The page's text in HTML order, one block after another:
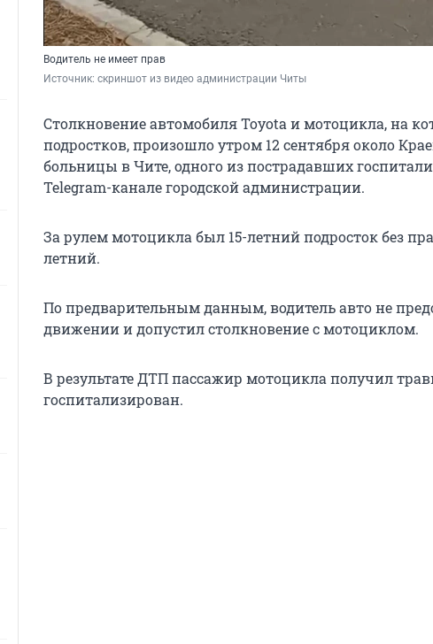
Водитель не имеет прав
Источник: скриншот из видео администрации Читы
Столкновение автомобиля Toyota и мотоцикла, на
подростков, произошло утром 12 сентября около
больницы в Чите, одного из пострадавших
Telegram-канале городской администрации.
За рулем мотоцикла был 15-летний подросток без
летний.
По предварительным данным, водитель авто не
движении и допустил столкновение с мотоциклом.
В результате ДТП пассажир мотоцикла получил
госпитализирован.